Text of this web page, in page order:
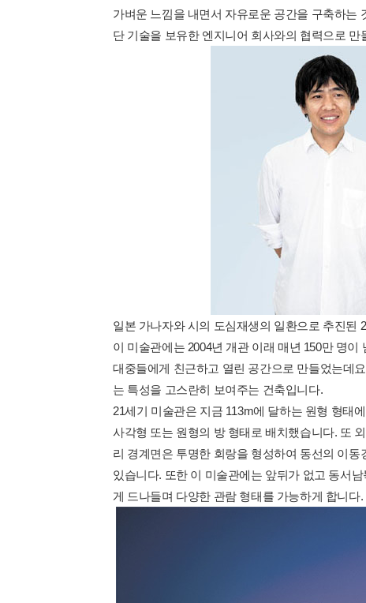
가벼운 느낌을 내면서 자유로운 공간을 구축하는
단 기술을 보유한 엔지니어 회사와의 협력으로
일본 가나자와 시의 도심재생의 일환으로 추진된
이 미술관에는 2004년 개관 이래 매년 150만 명
대중들에게 친근하고 열린 공간으로 만들었는데
는 특성을 고스란히 보여주는 건축입니다.
21세기 미술관은 지금 113m에 달하는 원형 형태
사각형 또는 원형의 방 형태로 배치했습니다. 또
리 경계면은 투명한 회랑을 형성하여 동선의 이
있습니다. 또한 이 미술관에는 앞뒤가 없고 동서
게 드나들며 다양한 관람 형태를 가능하게 합니다.